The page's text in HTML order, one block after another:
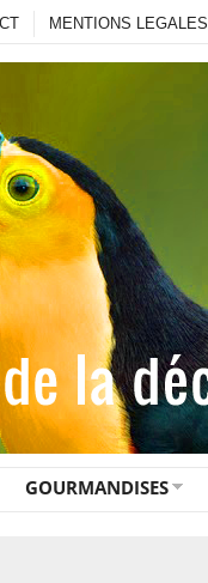
MENTIONS LEGALES
GOURMANDISES